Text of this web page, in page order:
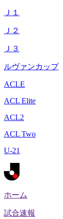
Ｊ１
Ｊ２
Ｊ３
ルヴァンカップ
ACLE
ACL Elite
ACL2
ACL Two
U-21
ホーム
試合速報